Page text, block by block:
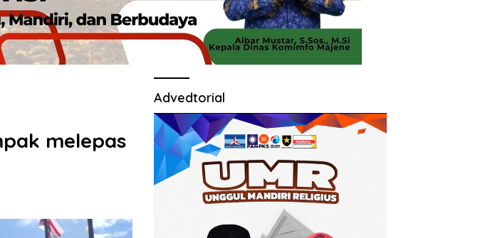
melepas
Advedtorial